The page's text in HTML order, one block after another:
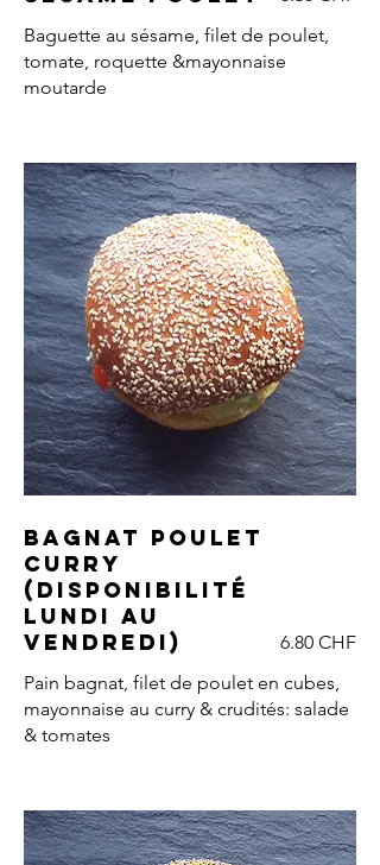
Baguette au sésame, filet de poulet,
tomate, roquette &mayonnaise
moutarde
Bagnat poulet
curry
(DISPONIBILITÉ
LUNDI AU
VENDREDI)
Pain bagnat, filet de poulet en cubes,
mayonnaise au curry & crudités: salade
& tomates
6.80 CHF